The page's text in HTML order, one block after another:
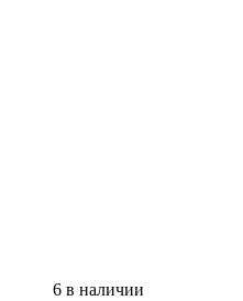
6 в наличии